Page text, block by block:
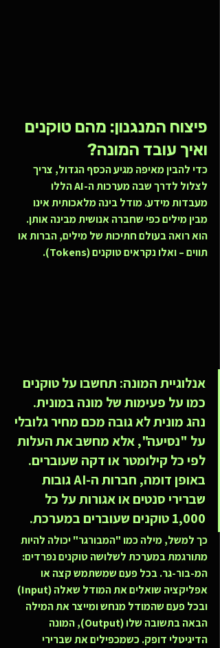
פיצוח המנגנון: מהם טוקנים
ואיך עובד המונה?
כדי להבין מאיפה מגיע הכסף הגדול, צריך
לצלול לדרך שבה מערכות ה-AI הללו
מעבדות מידע. מודל בינה מלאכותית אינו
מבין מילים כפי שחברה אנושית מבינה אותן.
הוא רואה בעולם חתיכות של מילים, הברות או
תווים – ואלו נקראים טוקנים (Tokens) .
אנלוגיית המונה: תחשבו על טוקנים
כמו על פעימות של מונה במונית.
נהג מונית לא גובה מכם מחיר גלובלי
על "נסיעה", אלא מחשב את העלות
לפי כל קילומטר או דקה שעוברים.
באופן דומה, חברות ה-AI גובות
שברירי סנטים או אגורות על כל
1,000 טוקנים שעוברים במערכת.
כך למשל, מילה כמו "המבורגר" יכולה להיות
מתורגמת במערכת לשלושה טוקנים נפרדים:
המ-בור-גר. בכל פעם שמשתמש קצה או
אפליקציה שואלים את המודל שאלה (Input)
ובכל פעם שהמודל מנחש ומייצר את המילה
הבאה בתשובה שלו (Output), המונה
הדיגיטלי דופק. כשמכפילים את שברירי